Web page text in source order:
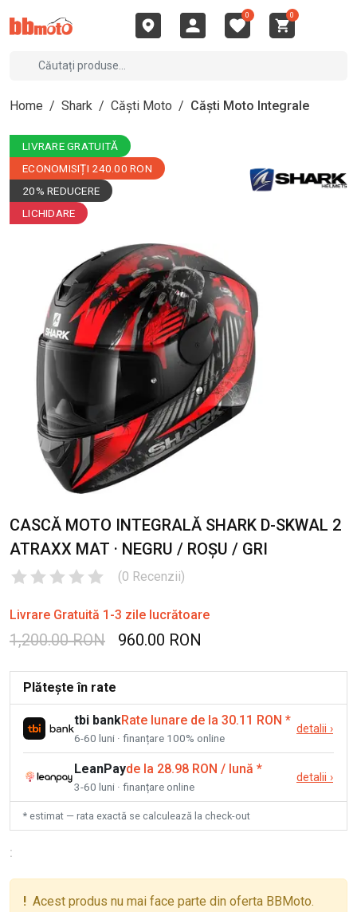
0 0
Home / Shark / Căști Moto / Căști Moto Integrale
LIVRARE GRATUITĂ
ECONOMISIȚI 240.00 RON
20% REDUCERE
LICHIDARE
CASCĂ MOTO INTEGRALĂ SHARK D-SKWAL 2
ATRAXX MAT · NEGRU / ROȘU / GRI
(0 Recenzii)
Livrare Gratuită 1-3 zile lucrătoare
1,200.00 RON 960.00 RON
Plătește în rate
tbi bankRate lunare de la 30.11 RON *
6-60 luni · finanțare 100% online
detalii ›
LeanPayde la 28.98 RON / lună *
3-60 luni · finanțare online
detalii ›
* estimat — rata exactă se calculează la check-out
:
! Acest produs nu mai face parte din oferta BBMoto.